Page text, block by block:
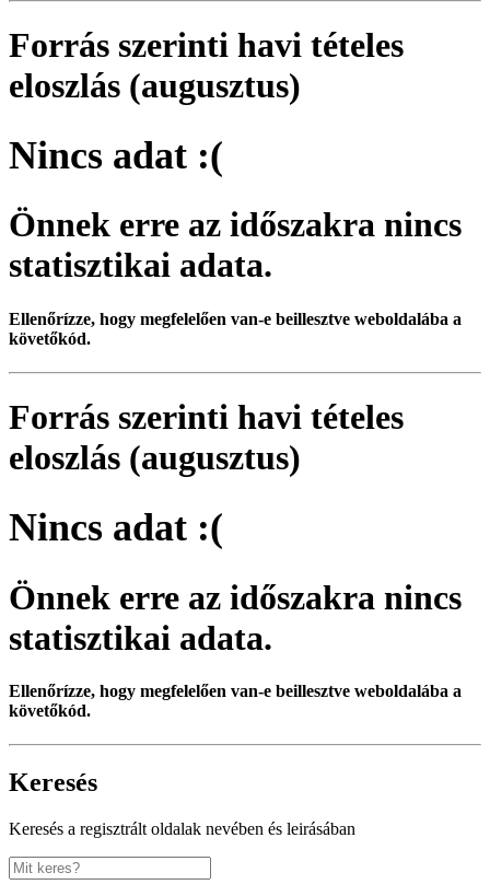
Forrás szerinti havi tételes
eloszlás (augusztus)
Nincs adat :(
Önnek erre az időszakra nincs
statisztikai adata.
Ellenőrízze, hogy megfelelően van-e beillesztve weboldalába a
követőkód.
Forrás szerinti havi tételes
eloszlás (augusztus)
Nincs adat :(
Önnek erre az időszakra nincs
statisztikai adata.
Ellenőrízze, hogy megfelelően van-e beillesztve weboldalába a
követőkód.
Keresés
Keresés a regisztrált oldalak nevében és leirásában